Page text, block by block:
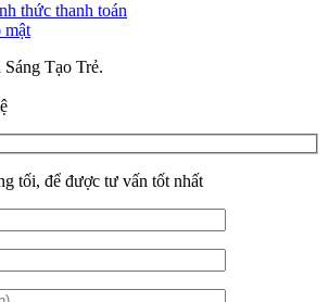
thức thanh toán
mật
Tạo Trẻ.
tối, để được tư vấn tốt nhất